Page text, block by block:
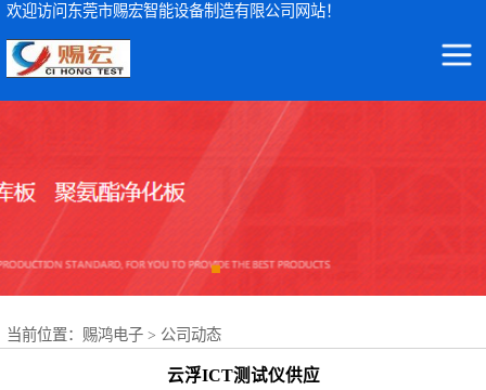
欢迎访问东莞市赐宏智能设备制造有限公司网站！
东莞市赐宏智能设备制造有限公司
当前位置： 赐鸿电子 > 公司动态
云浮ICT测试仪供应
AOI检测仪
ICT治具
FCT治具